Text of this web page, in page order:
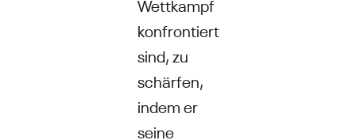
Wettkampf
konfrontiert
sind, zu
schärfen,
indem er
seine